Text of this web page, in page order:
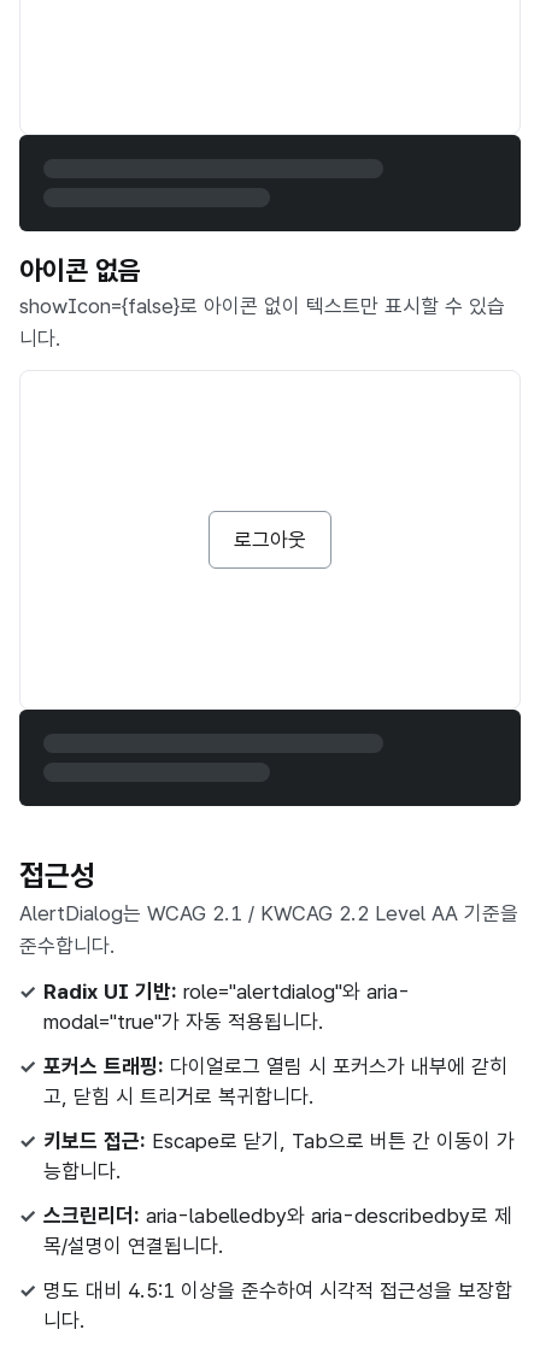
아이콘 없음
showIcon={false}로 아이콘 없이 텍스트만 표시할 수 있습
니다.
로그아웃
접근성
AlertDialog는 WCAG 2.1 / KWCAG 2.2 Level AA 기준을
준수합니다.
Radix UI 기반: role="alertdialog"와 aria-
modal="true"가 자동 적용됩니다.
포커스 트래핑: 다이얼로그 열림 시 포커스가 내부에 갇히
고, 닫힘 시 트리거로 복귀합니다.
키보드 접근: Escape로 닫기, Tab으로 버튼 간 이동이 가
능합니다.
스크린리더: aria-labelledby와 aria-describedby로 제
목/설명이 연결됩니다.
명도 대비 4.5:1 이상을 준수하여 시각적 접근성을 보장합
니다.